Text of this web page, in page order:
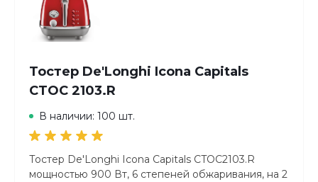
Тостер De'Longhi Icona Capitals
CTOC 2103.R
В наличии: 100 шт.
Тостер De'Longhi Icona Capitals CTOC2103.R
мощностью 900 Вт, 6 степеней обжаривания, на 2